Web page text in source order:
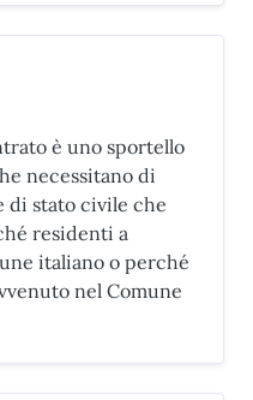
è uno sportello
necessitano di
di stato civile che
residenti a
italiano o perché
nel Comune